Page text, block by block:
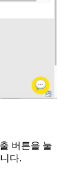
버튼을 눌
다.